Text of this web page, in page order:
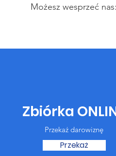
Możesz wesprzeć nas:
Zbiórka
Przekaż darowiznę
Przekaż